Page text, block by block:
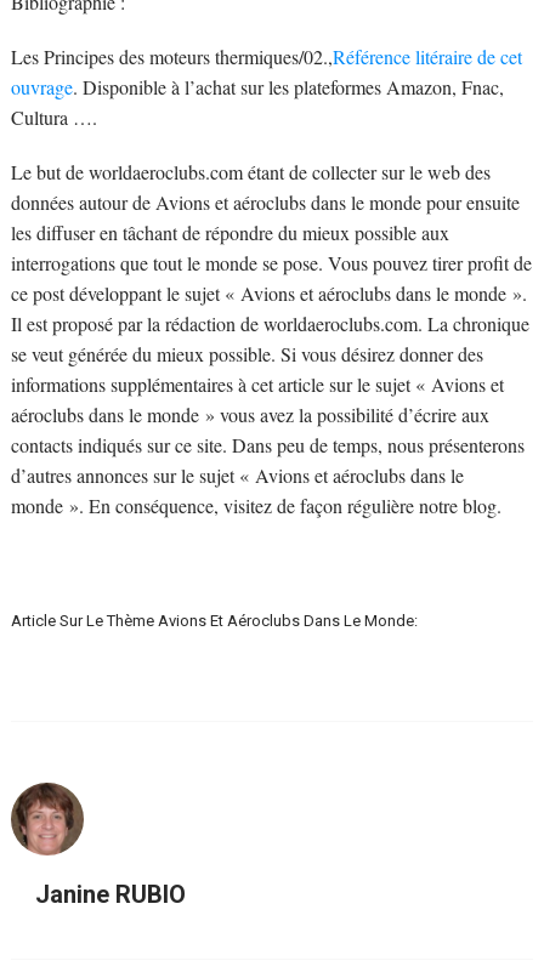
Les Principes des moteurs thermiques/02.,Référence litéraire de cet
ouvrage. Disponible à l’achat sur les plateformes Amazon, Fnac,
Cultura ….
Le but de worldaeroclubs.com étant de collecter sur le web des
données autour de Avions et aéroclubs dans le monde pour ensuite
les diffuser en tâchant de répondre du mieux possible aux
interrogations que tout le monde se pose. Vous pouvez tirer profit de
ce post développant le sujet « Avions et aéroclubs dans le monde ».
Il est proposé par la rédaction de worldaeroclubs.com. La chronique
se veut générée du mieux possible. Si vous désirez donner des
informations supplémentaires à cet article sur le sujet « Avions et
aéroclubs dans le monde » vous avez la possibilité d’écrire aux
contacts indiqués sur ce site. Dans peu de temps, nous présenterons
d’autres annonces sur le sujet « Avions et aéroclubs dans le
monde ». En conséquence, visitez de façon régulière notre blog.
Article Sur Le Thème Avions Et Aéroclubs Dans Le Monde:
Janine RUBIO